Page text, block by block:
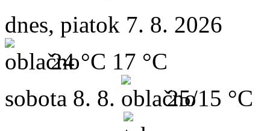
dnes, piatok 7. 8. 2026
24 °C 17 °C
sobota 8. 8. 25/15 °C